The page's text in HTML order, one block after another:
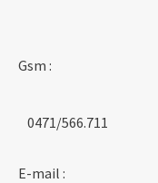
Gsm :
0471/566.711
E-mail :